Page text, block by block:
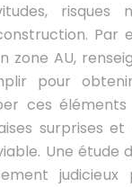
Par
zone AU,
pour
ces
surprises
Une étude